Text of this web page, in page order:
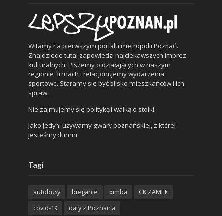
Witamy na pierwszym portalu metropolii Poznań.
Znajdziecie tutaj zapowiedzi najciekawszych imprez
kulturalnych. Piszemy o działających w naszym
regionie firmach i relacjonujemy wydarzenia
sportowe. Staramy się być blisko mieszkańców i ich
spraw.
Nie zajmujemy się polityką i walką o stołki.
Jako jedyni używamy gwary poznańskiej, z której
jesteśmy dumni.
Tagi
autobusy bieganie bimba
CK ZAMEK
covid-19
daty z Poznania